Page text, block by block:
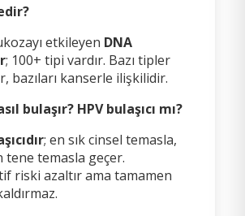
etkileyen DNA
; 100+ tipi vardır. Bazı tipler
bazıları kanserle ilişkilidir.
bulaşır? HPV bulaşıcı mı?
; en sık cinsel temasla,
tene temasla geçer.
riski azaltır ama tamamen